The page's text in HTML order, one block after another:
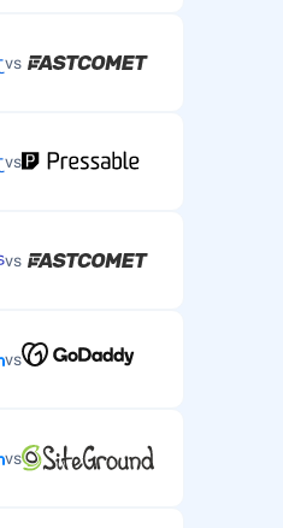
vs
vs
vs
vs
vs